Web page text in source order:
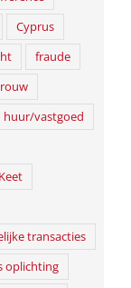
Cyprus
fraude
huur/vastgoed
transacties
oplichting